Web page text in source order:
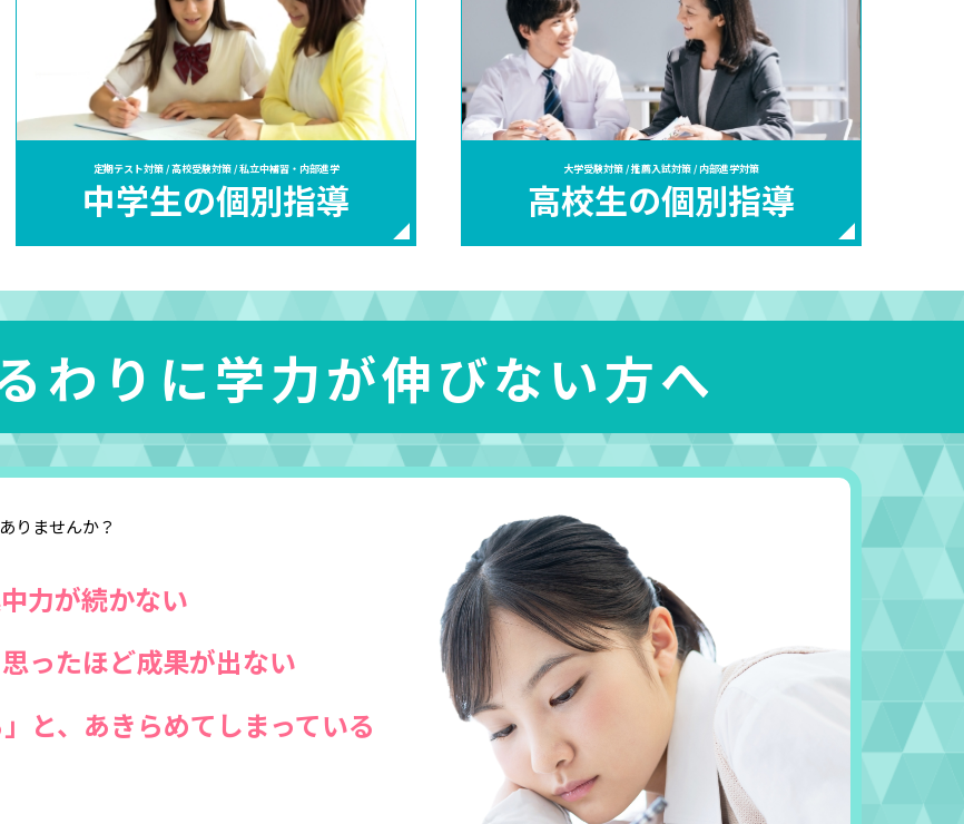
定期テスト対策 / 高校受験対策 / 私立中補習・内部進学
中学生の個別指導
大学受験対策 / 推薦入試対策 / 内部進学対策
高校生の個別指導
わりに学力が伸びない方へ
りませんか？
力が続かない
ったほど成果が出ない
と、あきらめてしまっている